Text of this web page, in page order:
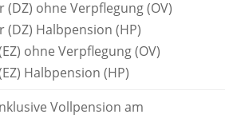
(DZ) ohne Verpflegung (OV)
(DZ) Halbpension (HP)
ohne Verpflegung (OV)
Halbpension (HP)
Vollpension am